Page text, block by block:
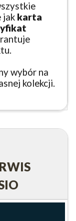
jak karta
wybór na
kolekcji.